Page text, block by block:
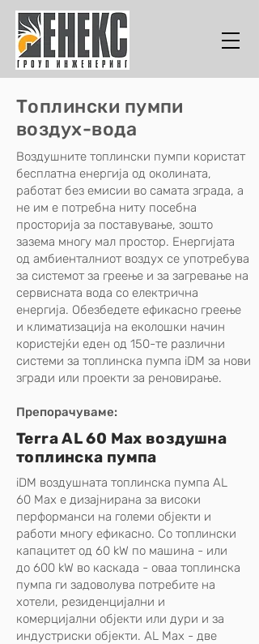
Топлински пумпи
воздух-вода
Воздушните топлински пумпи користат
бесплатна енергија од околината,
работат без емисии во самата зграда, а
не им е потребна ниту посебна
просторија за поставување, зошто
зазема многу мал простор. Енергијата
од амбиенталниот воздух се употребува
за системот за греење и за загревање на
сервисната вода со електрична
енергија. Обезбедете ефикасно греење
и климатизација на еколошки начин
користејќи еден од 150-те различни
системи за топлинска пумпа iDM за нови
згради или проекти за реновирање.
Препорачуваме:
Terra AL 60 Max воздушна
топлинска пумпа
iDM воздушната топлинска пумпа AL
60 Max е дизајнирана за високи
перформанси на големи објекти и
работи многу ефикасно. Со топлински
капацитет од 60 kW по машина - или
до 600 kW во каскада - оваа топлинска
пумпа ги задоволува потребите на
хотели, резиденцијални и
комерцијални објекти или дури и за
индустриски објекти. AL Max - две